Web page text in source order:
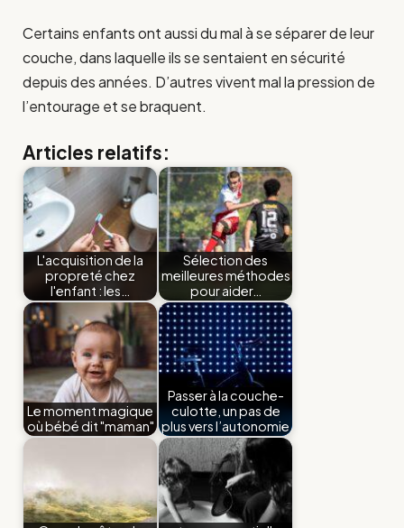
Certains enfants ont aussi du mal à se séparer de leur
couche, dans laquelle ils se sentaient en sécurité
depuis des années. D’autres vivent mal la pression de
l’entourage et se braquent.
Articles relatifs:
L'acquisition de la
propreté chez
l'enfant : les…
Sélection des
meilleures méthodes
pour aider…
Le moment magique
où bébé dit "maman"
Passer à la couche-
culotte, un pas de
plus vers l’autonomie